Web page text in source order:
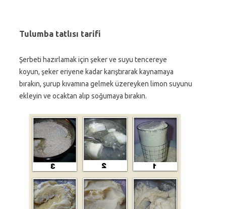
Tulumba tatlısı tarifi
Şerbeti hazırlamak için şeker ve suyu tencereye
koyun, şeker eriyene kadar karıştırarak kaynamaya
bırakın, şurup kıvamına gelmek üzereyken limon suyunu
ekleyin ve ocaktan alıp soğumaya bırakın.